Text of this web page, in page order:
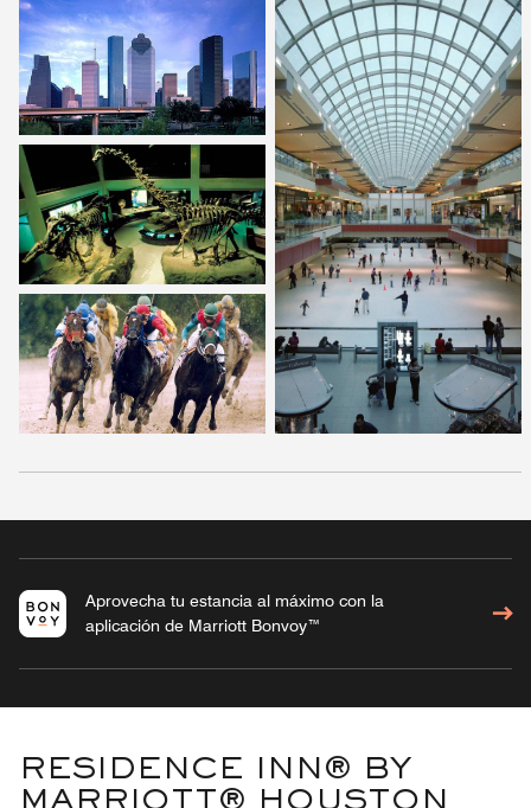
Aprovecha tu estancia al máximo con la
aplicación de Marriott Bonvoy™
RESIDENCE INN® BY